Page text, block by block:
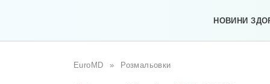
НОВИНИ
EuroMD » Розмальовки